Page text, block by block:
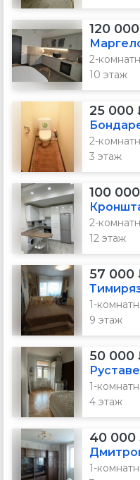
120
2-
10 этаж
25 000
2-
3 этаж
100
2-
12 этаж
57 000
1-
9 этаж
50 000
1-
4 этаж
40
1-